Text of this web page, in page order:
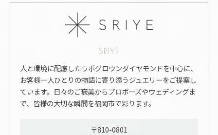
SRIYE
人と環境に配慮したラボグロウンダイヤモンドを中心に、
お客様一人ひとりの物語に寄り添うジュエリーをご提案し
ています。日々のご褒美からプロポーズやウェディングま
で、皆様の大切な瞬間を福岡市で彩ります。
〒810-0801